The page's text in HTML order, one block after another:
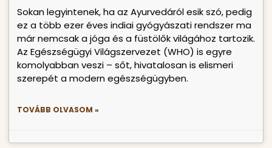
Sokan legyintenek, ha az Ayurvedáról esik szó, pedig
ez a több ezer éves indiai gyógyászati rendszer ma
már nemcsak a jóga és a füstölők világához tartozik.
Az Egészségügyi Világszervezet (WHO) is egyre
komolyabban veszi – sőt, hivatalosan is elismeri
szerepét a modern egészségügyben.
TOVÁBB OLVASOM »